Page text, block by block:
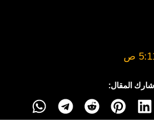
ص
شارك المقال: